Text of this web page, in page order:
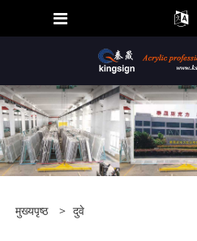
मुख्यपृष्ठ > दुवे